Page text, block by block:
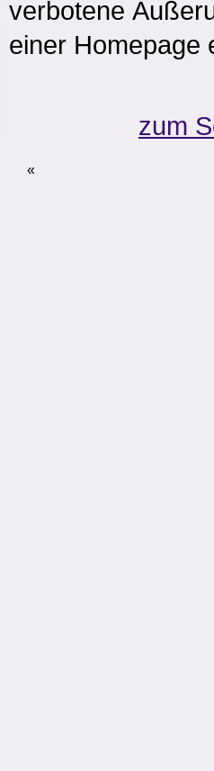
verbotene
einer Homepage
zum
«